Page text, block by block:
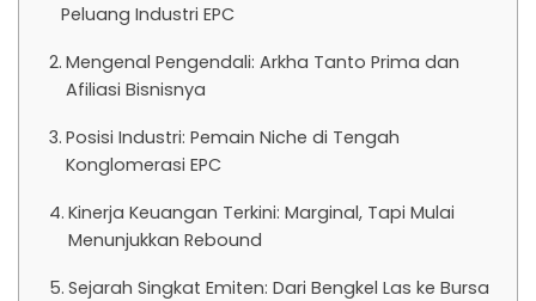
Peluang Industri EPC
Mengenal Pengendali: Arkha Tanto Prima dan
Afiliasi Bisnisnya
Posisi Industri: Pemain Niche di Tengah
Konglomerasi EPC
Kinerja Keuangan Terkini: Marginal, Tapi Mulai
Menunjukkan Rebound
Sejarah Singkat Emiten: Dari Bengkel Las ke Bursa